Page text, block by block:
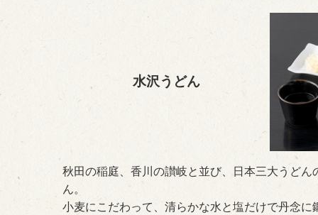
水沢うどん
秋田の稲庭、香川の讃岐と並び、日本三大うどん
ん。
小麦にこだわって、清らかな水と塩だけで丹念に